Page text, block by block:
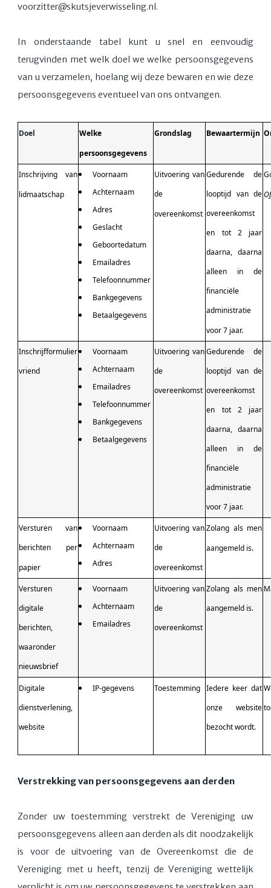
voorzitter@skutsjeverwisseling.nl.
In onderstaande tabel kunt u snel en eenvoudig
terugvinden met welk doel we welke persoonsgegevens
van u verzamelen, hoelang wij deze bewaren en wie deze
persoonsgegevens eventueel van ons ontvangen.
Doel
Welke
persoonsgegevens
Grondslag Bewaartermijn
Inschrijving van
lidmaatschap
Voornaam
Achternaam
Adres
Geslacht
Geboortedatum
Emailadres
Telefoonnummer
Bankgegevens
Betaalgegevens
Uitvoering van
de
overeenkomst
Gedurende de
looptijd van de
overeenkomst
en tot 2 jaar
daarna, daarna
alleen in de
financiële
administratie
voor 7 jaar.
Inschrijfformulier
vriend
Voornaam
Achternaam
Emailadres
Telefoonnummer
Bankgegevens
Betaalgegevens
Uitvoering van
de
overeenkomst
Gedurende de
looptijd van de
overeenkomst
en tot 2 jaar
daarna, daarna
alleen in de
financiële
administratie
voor 7 jaar.
Versturen van
berichten per
papier
Voornaam
Achternaam
Adres
Uitvoering van
de
overeenkomst
Zolang als men
aangemeld is.
Versturen
digitale
berichten,
waaronder
nieuwsbrief
Voornaam
Achternaam
Emailadres
Uitvoering van
de
overeenkomst
Zolang als men
aangemeld is.
Digitale
dienstverlening,
website
IP-gegevens Toestemming
Iedere keer dat
onze website
bezocht wordt.
Verstrekking van persoonsgegevens aan derden
Zonder uw toestemming verstrekt de Vereniging uw
persoonsgegevens alleen aan derden als dit noodzakelijk
is voor de uitvoering van de Overeenkomst die de
Vereniging met u heeft, tenzij de Vereniging wettelijk